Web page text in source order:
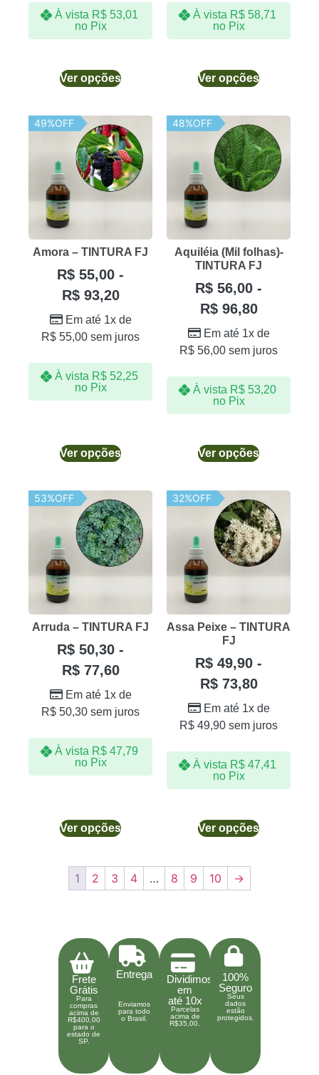
À vista R$53,01
no Pix
Ver opções
À vista R$58,71
no Pix
Ver opções
49%OFF
Amora – TINTURA FJ
R$ 55,00 -
R$93,20
Em até 1x de
R$ 55,00 sem juros
À vista R$52,25
no Pix
Ver opções
48%OFF
Aquiléia (Mil folhas)-
TINTURA FJ
R$ 56,00 -
R$96,80
Em até 1x de
R$ 56,00 sem juros
À vista R$53,20
no Pix
Ver opções
53%OFF
Arruda – TINTURA FJ
R$ 50,30 -
R$77,60
Em até 1x de
R$ 50,30 sem juros
À vista R$47,79
no Pix
Ver opções
32%OFF
Assa Peixe – TINTURA
FJ
R$ 49,90 -
R$73,80
Em até 1x de
R$ 49,90 sem juros
À vista R$47,41
no Pix
Ver opções
1 2 3 4 … 8 9 10 →
Frete
Grátis
Para
compras
acima de
R$400,00
para o
estado de
SP.
Entrega
Enviamos
para todo
o Brasil.
Dividimos
em
até 10x
Parcelas
acima de
R$35,00.
100%
Seguro
Seus
dados
estão
protegidos.